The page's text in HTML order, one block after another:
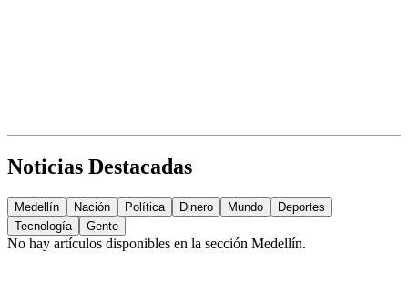
Noticias Destacadas
Medellín Nación Política Dinero Mundo
Deportes
Tecnología
Gente
No hay artículos disponibles en la sección Medellín.